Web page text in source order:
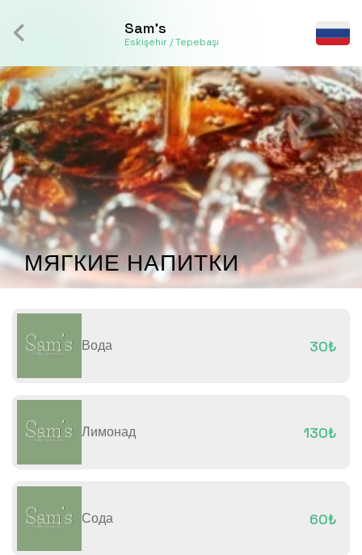
Sam's
Eskişehir / Tepebaşı
МЯГКИЕ НАПИТКИ
Вода 30₺
Лимонад 130₺
Сода 60₺